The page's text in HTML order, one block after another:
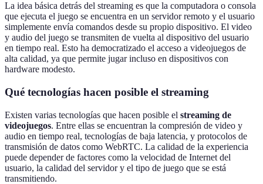
La idea básica detrás del streaming es que la computadora o consola
que ejecuta el juego se encuentra en un servidor remoto y el usuario
simplemente envía comandos desde su propio dispositivo. El video
y audio del juego se transmiten de vuelta al dispositivo del usuario
en tiempo real. Esto ha democratizado el acceso a videojuegos de
alta calidad, ya que permite jugar incluso en dispositivos con
hardware modesto.
Qué tecnologías hacen posible el streaming
Existen varias tecnologías que hacen posible el streaming de
videojuegos. Entre ellas se encuentran la compresión de video y
audio en tiempo real, tecnologías de baja latencia, y protocolos de
transmisión de datos como WebRTC. La calidad de la experiencia
puede depender de factores como la velocidad de Internet del
usuario, la calidad del servidor y el tipo de juego que se está
transmitiendo.